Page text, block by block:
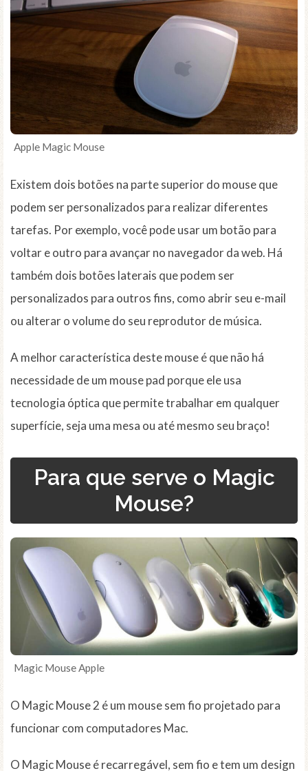
Apple Magic Mouse
Existem dois botões na parte superior do mouse que
podem ser personalizados para realizar diferentes
tarefas. Por exemplo, você pode usar um botão para
voltar e outro para avançar no navegador da web. Há
também dois botões laterais que podem ser
personalizados para outros fins, como abrir seu e-mail
ou alterar o volume do seu reprodutor de música.
A melhor característica deste mouse é que não há
necessidade de um mouse pad porque ele usa
tecnologia óptica que permite trabalhar em qualquer
superfície, seja uma mesa ou até mesmo seu braço!
Para que serve o Magic
Mouse?
Magic Mouse Apple
O Magic Mouse 2 é um mouse sem fio projetado para
funcionar com computadores Mac.
O Magic Mouse é recarregável, sem fio e tem um design